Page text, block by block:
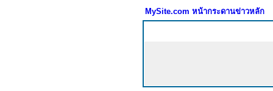
MySite.com หน้ากระดานข่าวหลัก